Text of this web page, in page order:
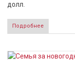
долл.
Подробнее